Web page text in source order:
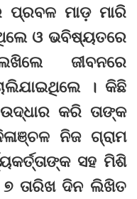
ପ୍ରବଳ ମାଡ଼ ମାରି
ଓ ଭବିଷ୍ୟତରେ
ଜୀବନରେ
। କିଛି
କରି ତାଙ୍କ
ନିଜ ଗ୍ରାମ
ସହ ମିଶି
୭ ତାରିଖ ଦିନ ଲିଖିତ